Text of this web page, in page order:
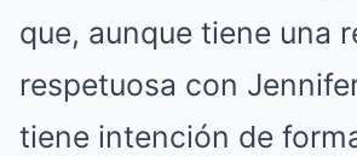
que, aunque tiene una
respetuosa con
tiene intención de